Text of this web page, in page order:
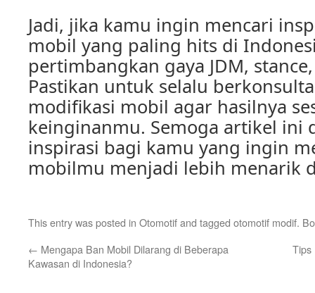
Jadi, jika kamu ingin mencari
mobil yang paling hits di
pertimbangkan gaya JDM,
Pastikan untuk selalu
modifikasi mobil agar hasilnya
keinginanmu. Semoga artikel ini
inspirasi bagi kamu yang ingin
mobilmu menjadi lebih menarik
This entry was posted in Otomotifand tagged otomotif modif.
← Mengapa Ban Mobil Dilarang di Beberapa
Kawasan di Indonesia?
Tips